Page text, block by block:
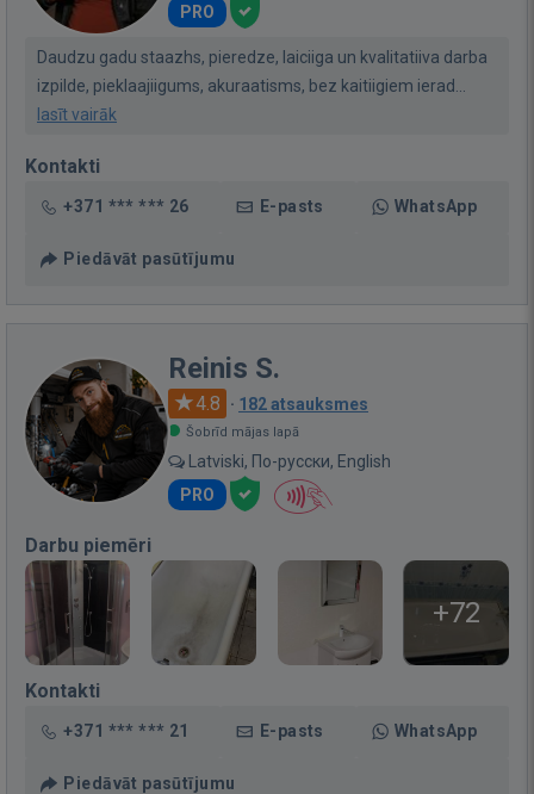
PRO
Daudzu gadu staazhs, pieredze, laiciiga un kvalitatiiva darba
izpilde, pieklaajiigums, akuraatisms, bez kaitiigiem ierad...
lasīt vairāk
Kontakti
+371 *** *** 26 E-pasts WhatsApp
Piedāvāt pasūtījumu
Reinis S.
4.8 · 182 atsauksmes
Šobrīd mājas lapā
Latviski, По-русски, English
PRO
Darbu piemēri
+72
Kontakti
+371 *** *** 21 E-pasts WhatsApp
Piedāvāt pasūtījumu